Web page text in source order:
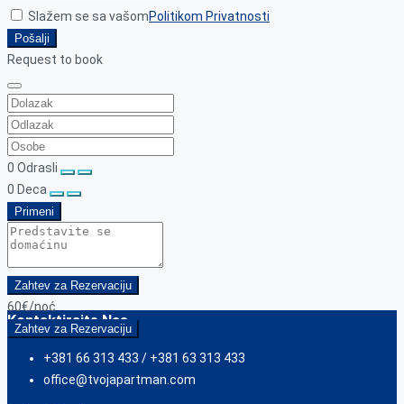
Slažem se sa vašomPolitikom Privatnosti
Pošalji
Request to book
0 Odrasli
0 Deca
Primeni
Zahtev za Rezervaciju
60€/noć
Zahtev za Rezervaciju
Kontaktirajte Nas
+381 66 313 433 / +381 63 313 433
office@tvojapartman.com